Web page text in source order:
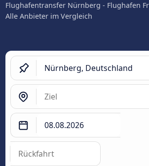
Flughafentransfer Nürnberg - Flughafen
Alle Anbieter im Vergleich